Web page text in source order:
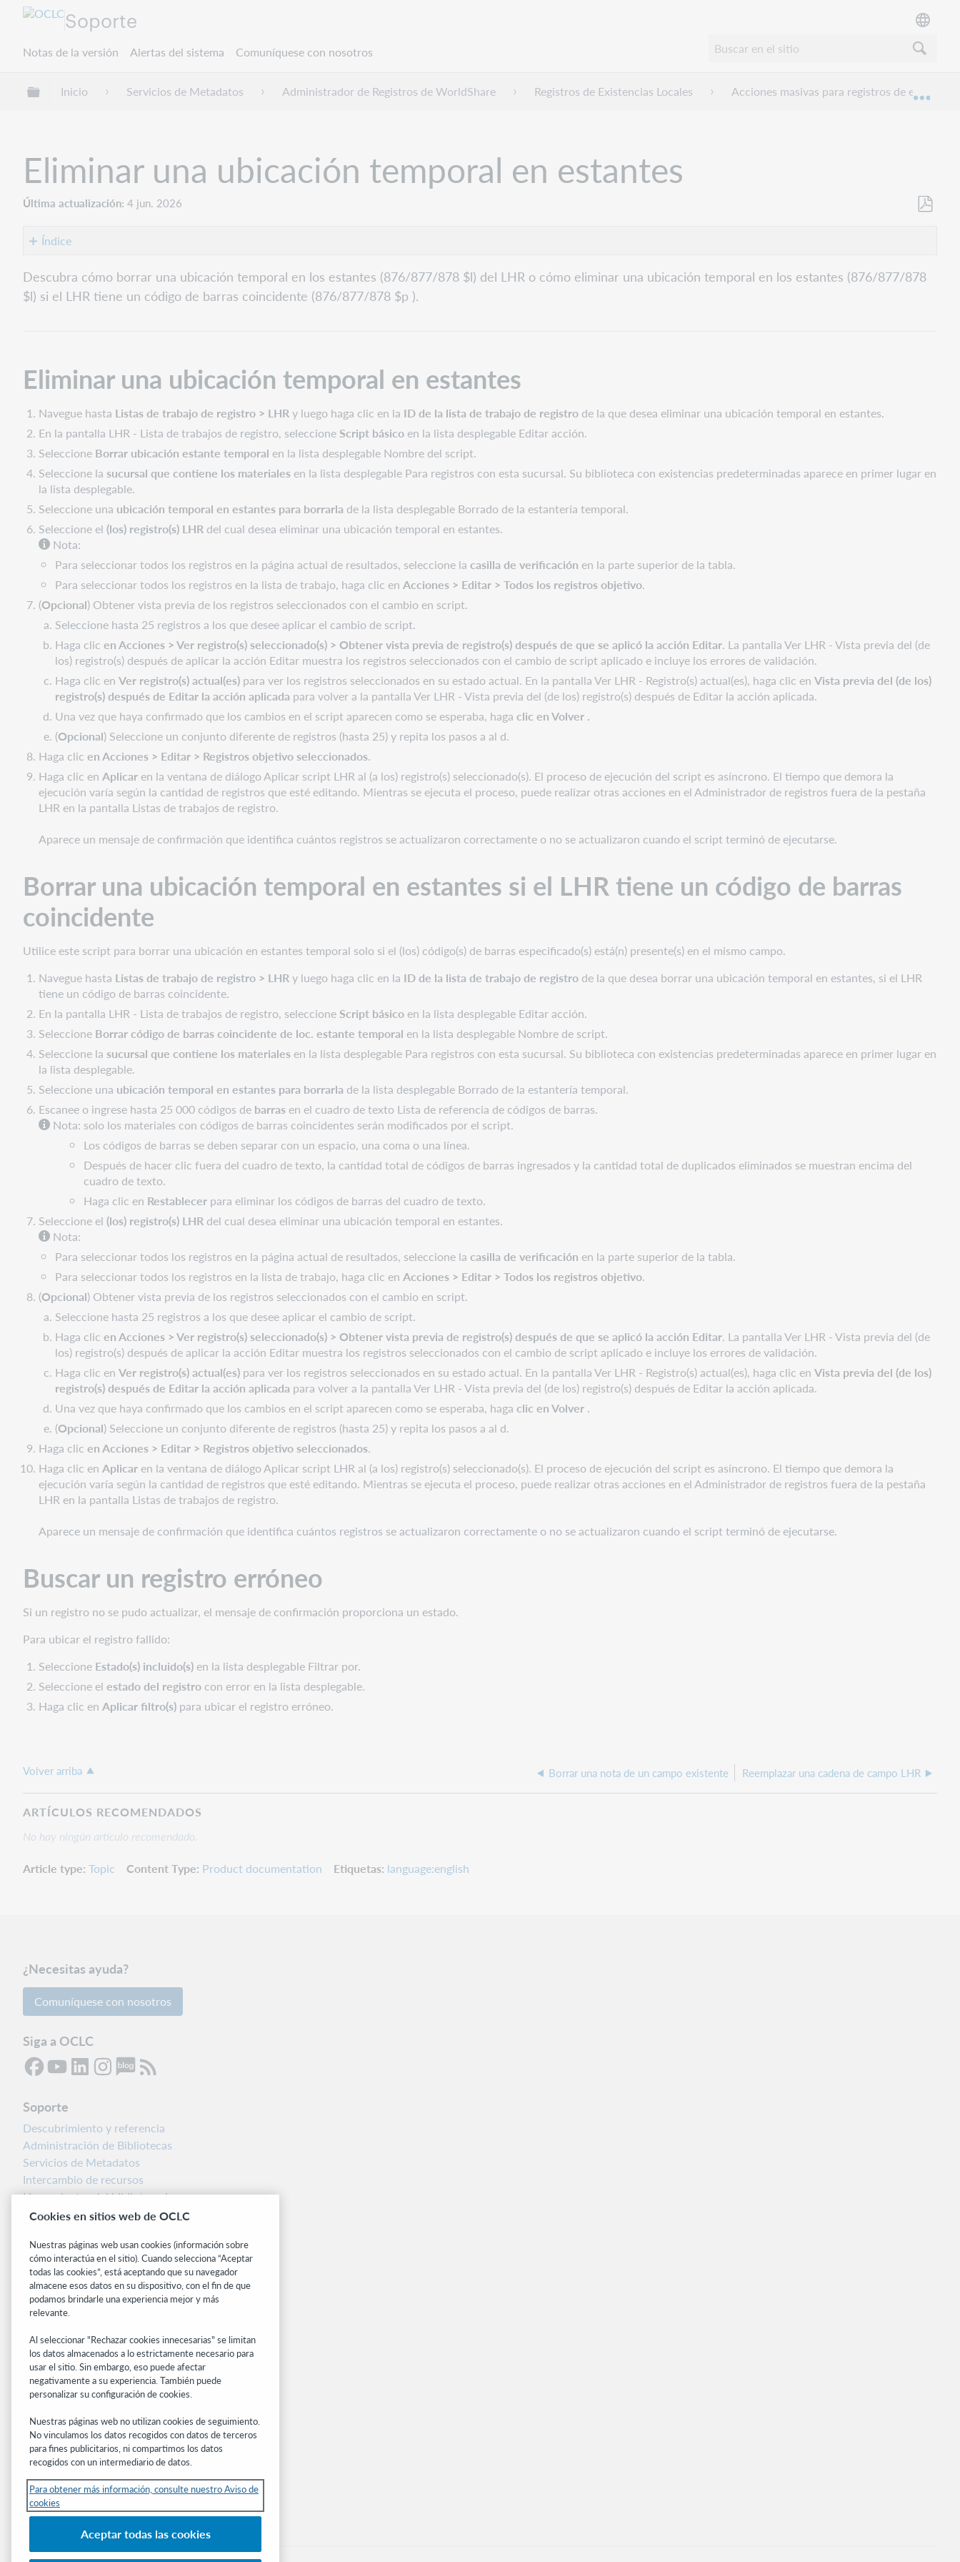
Soporte
Notas de la versión Alertas del sistema Comuníquese con nosotros
Expandir/contraer jerarquía global
Inicio Servicios de Metadatos Administrador de Registros de WorldShare Registros de Existencias Locales Acciones masivas para registros de
Eliminar una ubicación temporal en estantes
Última actualización 4 jun. 2026
Índice
Eliminar
una
ubicación
Borrar
temporal
en
estantes
si
el
LHR
tiene
un
código
barras
coincidente
Buscar
un
registro
erróneo
Descubra cómo borrar una ubicación temporal en los estantes (876/877/878 $l) del LHR o cómo eliminar una ubicación temporal en los estantes (876/877/878
$l) si el LHR tiene un código de barras coincidente (876/877/878 $p ).
Eliminar una ubicación temporal en estantes
Navegue hasta Listas de trabajo de registro > LHRy luego haga clic en la ID de la lista de trabajo de registro de la que desea eliminar una ubicación temporal en estantes.
En la pantalla LHR - Lista de trabajos de registro, seleccione Script básico en la lista desplegable Editar acción.
Seleccione Borrar ubicación estante temporal en la lista desplegable Nombre del script.
Seleccione la sucursal que contiene los materiales en la lista desplegable Para registros con esta sucursal. Su biblioteca con existencias predeterminadas aparece en primer lugar en
la lista desplegable.
Seleccione una ubicación temporal en estantes para borrarla de la lista desplegable Borrado de la estantería temporal.
Seleccione el(los) registro(s) LHR del cual desea eliminar una ubicación temporal en estantes.
Nota:
Para seleccionar todos los registros en la página actual de resultados, seleccione la casilla de verificación en la parte superior de la tabla.
Para seleccionar todos los registros en la lista de trabajo, haga clic en Acciones > Editar > Todos los registros objetivo.
(Opcional) Obtener vista previa de los registros seleccionados con el cambio en script.
Seleccione hasta 25 registros a los que desee aplicar el cambio de script.
Haga clic en Acciones > Ver registro(s) seleccionado(s) > Obtener vista previa de registro(s) después de que se aplicó la acción Editar. La pantalla Ver LHR - Vista previa del (de
los) registro(s) después de aplicar la acción Editar muestra los registros seleccionados con el cambio de script aplicado e incluye los errores de validación.
Haga clic en Ver registro(s) actual(es)para ver los registros seleccionados en su estado actual. En la pantalla Ver LHR - Registro(s) actual(es), haga clic en Vista previa del (de los)
registro(s) después de Editar la acción aplicada para volver a la pantalla Ver LHR - Vista previa del (de los) registro(s) después de Editar la acción aplicada.
Una vez que haya confirmado que los cambios en el script aparecen como se esperaba, haga clic en Volver .
(Opcional) Seleccione un conjunto diferente de registros (hasta 25) y repita los pasos a al d.
Haga clicen Acciones > Editar > Registros objetivo seleccionados.
Haga clic enAplicar en la ventana de diálogo Aplicar script LHR al (a los) registro(s) seleccionado(s). El proceso de ejecución del script es asíncrono. El tiempo que demora la
ejecución varía según la cantidad de registros que esté editando. Mientras se ejecuta el proceso, puede realizar otras acciones en el Administrador de registros fuera de la pestaña
LHR en la pantalla Listas de trabajos de registro.
Aparece un mensaje de confirmación que identifica cuántos registros se actualizaron correctamente o no se actualizaron cuando el script terminó de ejecutarse.
Borrar una ubicación temporal en estantes si el LHR tiene un código de barras
coincidente
Utilice este script para borrar una ubicación en estantes temporal solo si el (los) código(s) de barras especificado(s) está(n) presente(s) en el mismo campo.
Navegue hasta Listas de trabajo de registro > LHRy luego haga clic en la ID de la lista de trabajo de registro de la que desea borrar una ubicación temporal en estantes, si el LHR
tiene un código de barras coincidente.
En la pantalla LHR - Lista de trabajos de registro, seleccione Script básico en la lista desplegable Editar acción.
Seleccione Borrar código de barras coincidente de loc. estante temporal en la lista desplegable Nombre de script.
Seleccione la sucursal que contiene los materiales en la lista desplegable Para registros con esta sucursal. Su biblioteca con existencias predeterminadas aparece en primer lugar en
la lista desplegable.
Seleccione una ubicación temporal en estantes para borrarla de la lista desplegable Borrado de la estantería temporal.
Escanee o ingrese hasta 25 000 códigos de barras en el cuadro de texto Lista de referencia de códigos de barras.
Nota: solo los materiales con códigos de barras coincidentes serán modificados por el script.
Los códigos de barras se deben separar con un espacio, una coma o una línea.
Después de hacer clic fuera del cuadro de texto, la cantidad total de códigos de barras ingresados y la cantidad total de duplicados eliminados se muestran encima del
cuadro de texto.
Haga clic en Restablecerpara eliminar los códigos de barras del cuadro de texto.
Seleccione el(los) registro(s) LHR del cual desea eliminar una ubicación temporal en estantes.
Nota:
Para seleccionar todos los registros en la página actual de resultados, seleccione la casilla de verificación en la parte superior de la tabla.
Para seleccionar todos los registros en la lista de trabajo, haga clic en Acciones > Editar > Todos los registros objetivo.
(Opcional) Obtener vista previa de los registros seleccionados con el cambio en script.
Seleccione hasta 25 registros a los que desee aplicar el cambio de script.
Haga clic en Acciones > Ver registro(s) seleccionado(s) > Obtener vista previa de registro(s) después de que se aplicó la acción Editar. La pantalla Ver LHR - Vista previa del (de
los) registro(s) después de aplicar la acción Editar muestra los registros seleccionados con el cambio de script aplicado e incluye los errores de validación.
Haga clic en Ver registro(s) actual(es)para ver los registros seleccionados en su estado actual. En la pantalla Ver LHR - Registro(s) actual(es), haga clic en Vista previa del (de los)
registro(s) después de Editar la acción aplicada para volver a la pantalla Ver LHR - Vista previa del (de los) registro(s) después de Editar la acción aplicada.
Una vez que haya confirmado que los cambios en el script aparecen como se esperaba, haga clic en Volver .
(Opcional) Seleccione un conjunto diferente de registros (hasta 25) y repita los pasos a al d.
Haga clicen Acciones > Editar > Registros objetivo seleccionados.
Haga clic enAplicar en la ventana de diálogo Aplicar script LHR al (a los) registro(s) seleccionado(s). El proceso de ejecución del script es asíncrono. El tiempo que demora la
ejecución varía según la cantidad de registros que esté editando. Mientras se ejecuta el proceso, puede realizar otras acciones en el Administrador de registros fuera de la pestaña
LHR en la pantalla Listas de trabajos de registro.
Aparece un mensaje de confirmación que identifica cuántos registros se actualizaron correctamente o no se actualizaron cuando el script terminó de ejecutarse.
Buscar un registro erróneo
Si un registro no se pudo actualizar, el mensaje de confirmación proporciona un estado.
Para ubicar el registro fallido:
Seleccione Estado(s) incluido(s) en la lista desplegable Filtrar por.
Seleccione elestado del registro con error en la lista desplegable.
Haga clic enAplicarfiltro(s) para ubicar el registro erróneo.
Volver arriba Borrar una nota de un campo existente Reemplazar una cadena de campo LHR
ARTÍCULOS RECOMENDADOS
No hay ningún artículo recomendado.
Article type Topic Content Type Product documentation Etiquetas language:english
¿Necesitas ayuda?
Comuníquese con nosotros
Siga a OCLC
Soporte
Descubrimiento y referencia
Administración de Bibliotecas
Servicios de Metadatos
Intercambio de recursos
Herramientas del bibliotecario
Notas de la versión
Sitios relacionados
OCLC.org
BibFormats
Centro comunitario
Investigación
WebJunction
Red de desarrolladores
Manténgase al día
Obtenga las últimas novedades de los
productos, estudios de investigación, eventos
y mucho más – directo a su bandeja de
entrada.
Suscríbase ahora
Cookies en sitios web de OCLC
Nuestras páginas web usan cookies (información sobre
cómo interactúa en el sitio). Cuando selecciona “Aceptar
todas las cookies”, está aceptando que su navegador
almacene esos datos en su dispositivo, con el fin de que
podamos brindarle una experiencia mejor y más
relevante.
Al seleccionar "Rechazar cookies innecesarias" se limitan
los datos almacenados a lo estrictamente necesario para
usar el sitio. Sin embargo, eso puede afectar
negativamente a su experiencia. También puede
personalizar su configuración de cookies.
Nuestras páginas web no utilizan cookies de seguimiento.
No vinculamos los datos recogidos con datos de terceros
para fines publicitarios, ni compartimos los datos
recogidos con un intermediario de datos.
Para obtener más información, consulte nuestro Aviso de
cookies
Aceptar todas las cookies